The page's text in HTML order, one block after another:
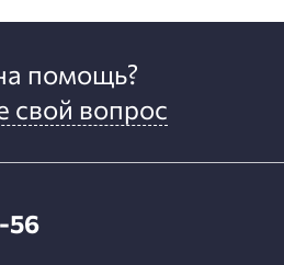
помощь?
свой вопрос
56